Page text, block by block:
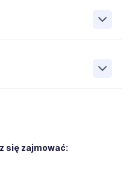
Personalnego Work &
niezależnych
ciągu wielu lat naszej
50 000 pracowników
pracowników dla
rodzinnych
się zajmować: